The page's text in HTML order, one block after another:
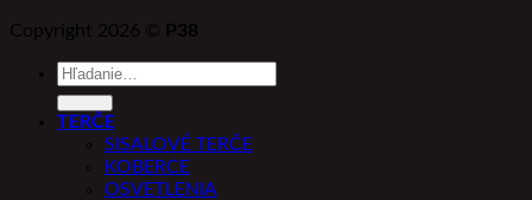
Copyright 2026 © P38
Hľadať:
TERČE
SISALOVÉ TERČE
KOBERCE
OSVETLENIA